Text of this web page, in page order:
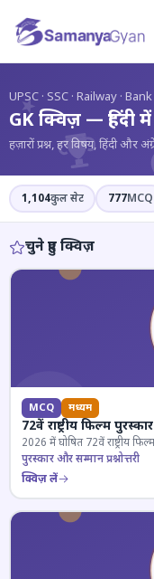
UPSC · SSC · Railway · Bank
GK क्विज़ — हिंदी
हज़ारों प्रश्न, हर विषय, हिंदी और
1,104कुल सेट 777MCQ
चुने हुए क्विज़
MCQ मध्यम
72वें राष्ट्रीय फिल्म
2026 में घोषित 72वें राष्ट्रीय
पुरस्कार और सम्मान प्रश्नोत्तरी
क्विज़ लें